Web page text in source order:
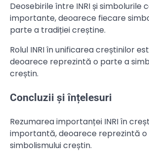
Deosebirile între INRI și simbolurile
importante, deoarece fiecare
parte a tradiției creștine.
Rolul INRI în unificarea creștinilor
deoarece reprezintă o parte a
creștin.
Concluzii și înțelesuri
Rezumarea importanței INRI în
importantă, deoarece reprezintă
simbolismului creștin.